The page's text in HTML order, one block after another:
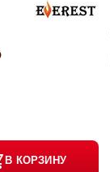
В КОРЗИНУ